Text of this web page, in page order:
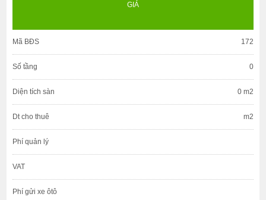
GIÁ
Mã BĐS 172
Số tầng 0
Diện tích sàn 0 m2
Dt cho thuê m2
Phí quản lý
VAT
Phí gửi xe ôtô